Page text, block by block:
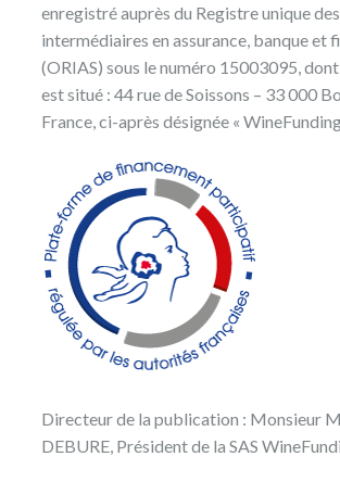
enregistré auprès du Registre unique des
intermédiaires en assurance, banque et
(ORIAS) sous le numéro 15003095,
est situé : 44 rue de Soissons – 33 000
France, ci-après désignée « WineFunding
Directeur de la publication : Monsieur
DEBURE, Président de la SAS